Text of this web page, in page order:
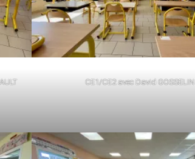
CE1/CE2 avec David GOSSELIN